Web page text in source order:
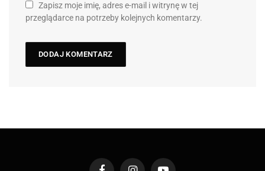
Zapisz moje imię, adres e-mail i witrynę w tej
przeglądarce na potrzeby kolejnych komentarzy.